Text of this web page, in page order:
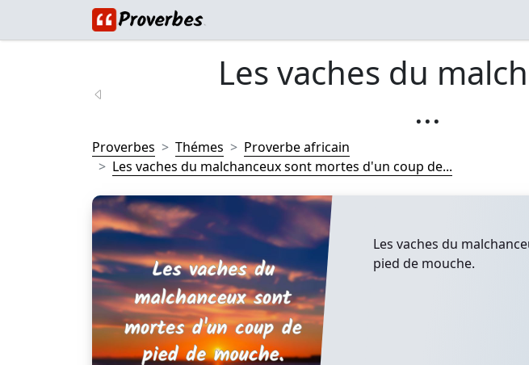
Les vaches du
...
Proverbes Thémes
Proverbe africain
Les vaches du malchanceux sont mortes d'un coup de...
Les vaches du
pied de mouche.